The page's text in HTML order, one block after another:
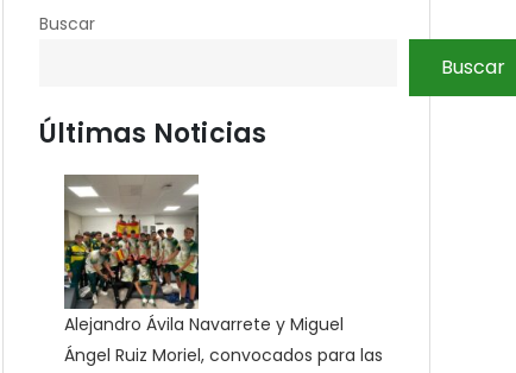
Buscar
Buscar
Últimas Noticias
Alejandro Ávila Navarrete y Miguel
Ángel Ruiz Moriel, convocados para las